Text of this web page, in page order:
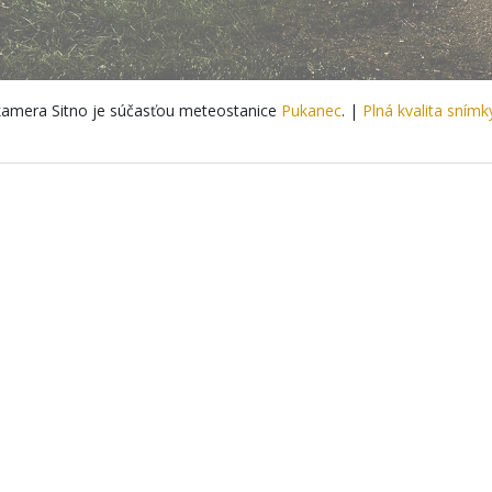
Sitno je súčasťou meteostanice Pukanec. | Plná kvalita